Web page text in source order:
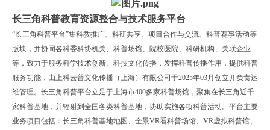
长三角科普教育资源整合与技术服务平台
“长三角科普平台”集科教推广、科研共享、项目合作与交流、科普赛事活动等
版块，并协同各科委科协机关、科普场馆、院校医院、科研机构、关联企业
等，致力于服务科学技术创新、科技文化传播，发挥科普传播作用，提供科普
服务功能，由上科云普文化传播（上海）有限公司于2025年03月创立并负责运
维管理。长三角科普平台立足于上海市400多家科普场馆，聚集在长三角近千
家科普基地，并辐射到全国各类科普基地，协助实施各项科普活动。平台主要
业务项目包括：长三角科普基地地图、全景VR看科普场馆、VR虚拟科普馆、